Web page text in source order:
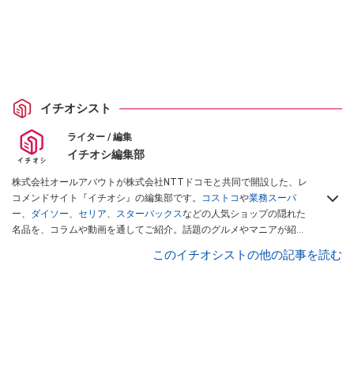
イチオシスト
ライター / 編集
イチオシ編集部
株式会社オールアバウトが株式会社NTTドコモと共同で開設した、レ
コメンドサイト『イチオシ』の編集部です。 コストコや業務スーパ
ー、 ダイソー、 セリア、 スターバックスなどの人気ショップの隠れた
名品を、コラムや動画を通してご紹介。話題のグルメやマニアが紹介
インフルエンサーが実際に使用してレビューしています。毎日トレン
このイチオシストの他の記事を読む